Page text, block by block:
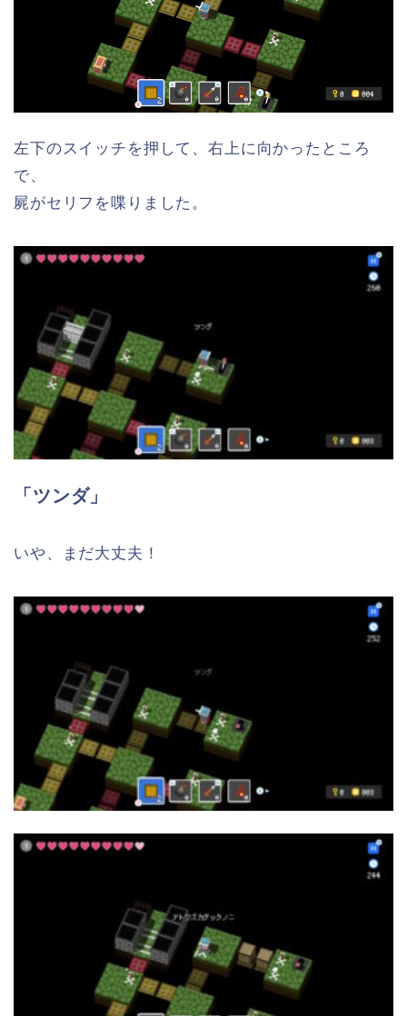
左下のスイッチを押して、右上に向かったところ
で、
屍がセリフを喋りました。
「ツンダ」
いや、まだ大丈夫！